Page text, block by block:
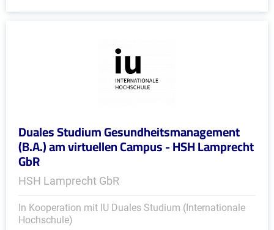
Duales Studium Gesundheitsmanagement
(B.A.) am virtuellen Campus - HSH Lamprecht
GbR
HSH Lamprecht GbR
In Kooperation mit IU Duales Studium (Internationale
Hochschule)